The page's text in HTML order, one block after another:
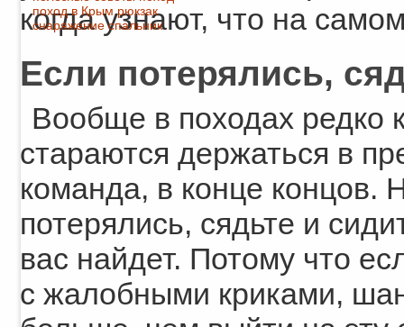
когда узнают, что на
Если потерялись,
Вообще в походах редко
стараются держаться в
команда, в конце концов.
потерялись, сядьте и
вас найдет. Потому что
с жалобными криками,
поход в Крым рюкзак
снаряжение спальник